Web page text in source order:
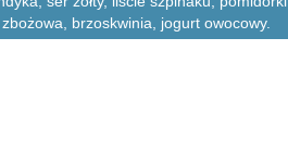
brzoskwinia, jogurt owocowy.